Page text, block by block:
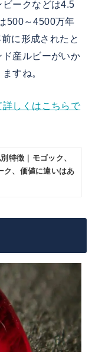
ークなどは4.5
500～4500万年
に形成されたと
産ルビーがいか
すね。
しくはこちらで
特徴｜モゴック、
ク、価値に違いはあ